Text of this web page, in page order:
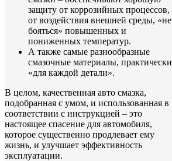
защиту от коррозийных процессов,
от воздействия внешней среды, «не
бояться» повышенных и
пониженных температур.
А также самые разнообразные
смазочные материалы, практически
«для каждой детали».
В целом, качественная авто смазка,
подобранная с умом, и использованная в
соответствии с инструкцией – это
настоящее спасение для автомобиля,
которое существенно продлевает ему
жизнь, и улучшает эффективность
эксплуатации.